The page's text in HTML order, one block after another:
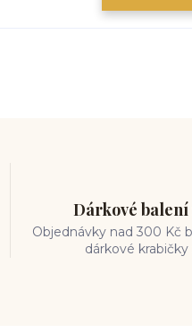
Dárkové
Objednávky nad 300 Kč
dárkové